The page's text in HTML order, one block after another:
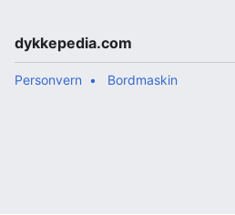
dykkepedia.com
Personvern Bordmaskin